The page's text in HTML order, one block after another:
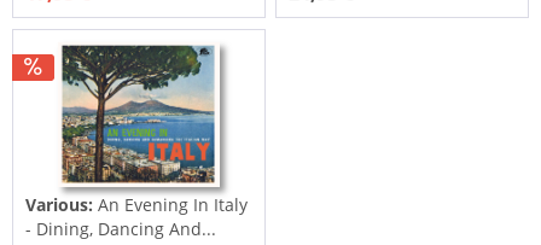
Various: An Evening In Italy
- Dining, Dancing And...